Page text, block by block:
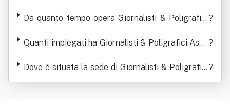
Da quanto tempo opera Giornalisti & Poligrafici ?
Quanti impiegati ha Giornalisti & Poligrafici Asso ?
Dove è situata la sede di Giornalisti & Poligrafici
Associati Società Cooperativa
?